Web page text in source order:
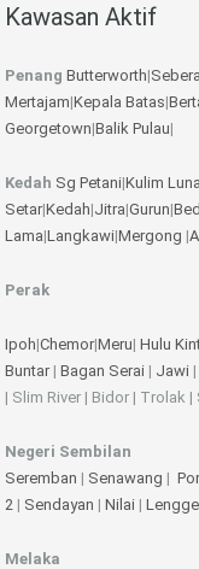
Kawasan Aktif
Penang Butterworth|
Mertajam|Kepala Batas|
Georgetown|Balik Pulau|
Kedah Sg Petani|Kulim
Setar|Kedah|Jitra|Gurun|
Lama|Langkawi|Mergong |
Perak
Ipoh|Chemor|Meru| Hulu
Buntar| Bagan Serai | Jawi |
| Slim River | Bidor | Trolak |
Negeri Sembilan
Seremban | Senawang |
2 | Sendayan | Nilai |
Melaka